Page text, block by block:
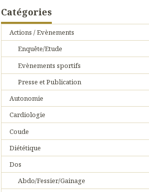
Catégories
Actions / Evènements
Enquête/Etude
Evènements sportifs
Presse et Publication
Autonomie
Cardiologie
Coude
Diététique
Dos
Abdo/Fessier/Gainage